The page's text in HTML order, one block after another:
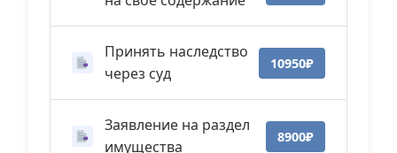
Принять наследство
через суд
10950₽
Заявление на раздел
имущества
8900₽